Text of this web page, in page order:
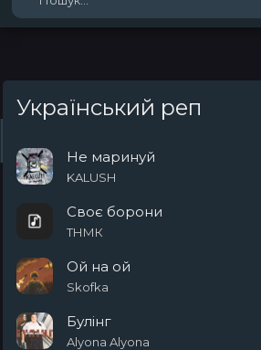
Жанри
Український реп
Не маринуй
KALUSH
Своє борони
ТНМК
Ой на ой
Skofka
Булінг
Alyona Alyona